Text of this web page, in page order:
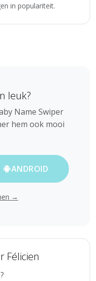
in populariteit.
leuk?
Name Swiper
hem ook mooi
ANDROID
→
Félicien